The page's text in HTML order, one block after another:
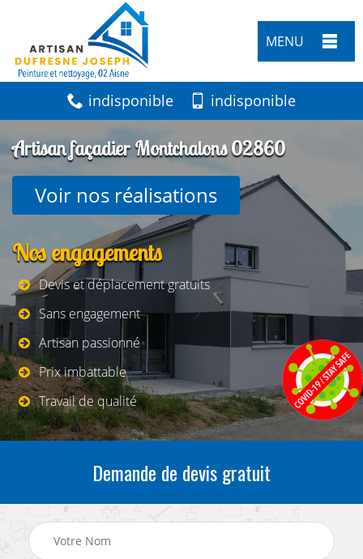
MENU
indisponible indisponible
Artisan façadier Montchalons 02860
Voir nos réalisations
Nos engagements
Devis et déplacement gratuits
Sans engagement
Artisan passionné
Prix imbattable
Travail de qualité
Demande de devis gratuit